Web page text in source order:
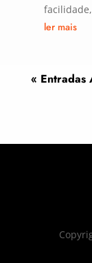
ler mais
« Entradas